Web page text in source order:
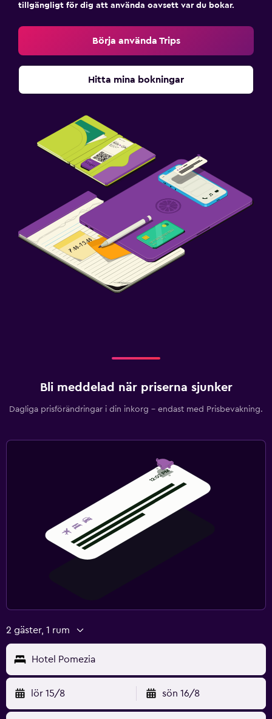
tillgängligt för dig att använda oavsett var du bokar.
Börja använda Trips
Hitta mina bokningar
Bli meddelad när priserna sjunker
Dagliga prisförändringar i din inkorg – endast med Prisbevakning.
2 gäster, 1 rum
Hotel Pomezia
lör 15/8 sön 16/8